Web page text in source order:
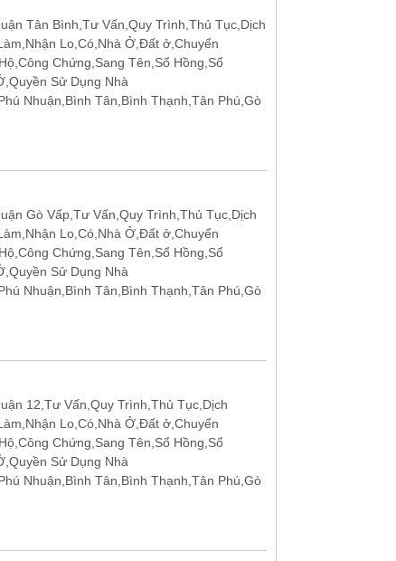
Tân Bình,Tư Vấn,Quy Trình,Thủ Tục,Dịch
Lo,Có,Nhà Ở,Đất ở,Chuyển
Chứng,Sang Tên,Sổ Hồng,Sổ
Sử Dụng Nhà
Nhuận,Bình Tân,Bình Thạnh,Tân Phú,Gò
Gò Vấp,Tư Vấn,Quy Trình,Thủ Tục,Dịch
Lo,Có,Nhà Ở,Đất ở,Chuyển
Chứng,Sang Tên,Sổ Hồng,Sổ
Sử Dụng Nhà
Nhuận,Bình Tân,Bình Thạnh,Tân Phú,Gò
12,Tư Vấn,Quy Trình,Thủ Tục,Dịch
Lo,Có,Nhà Ở,Đất ở,Chuyển
Chứng,Sang Tên,Sổ Hồng,Sổ
Sử Dụng Nhà
Nhuận,Bình Tân,Bình Thạnh,Tân Phú,Gò